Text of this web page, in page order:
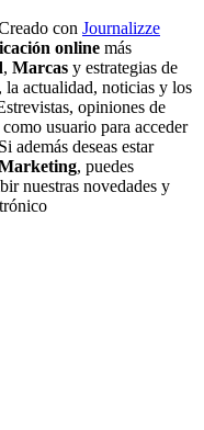
con Journalizze
online más
, Marcas y estrategias de
la actualidad, noticias y los
opiniones de
usuario para acceder
además deseas estar
, puedes
nuestras novedades y